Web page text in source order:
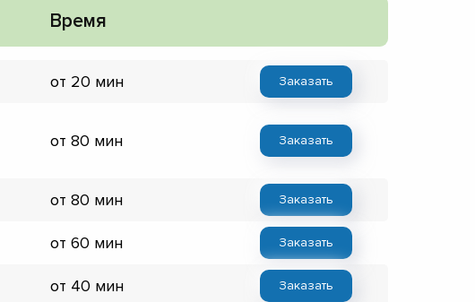
Время
от 20 мин Заказать
от 80 мин Заказать
от 80 мин Заказать
от 60 мин Заказать
от 40 мин Заказать